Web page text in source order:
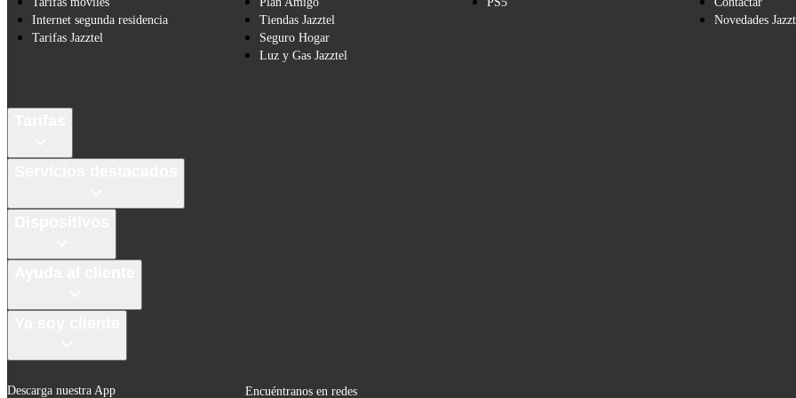
Internet segunda residencia
Tarifas Jazztel
Tiendas Jazztel
Seguro Hogar
Luz y Gas Jazztel
Novedades
Descarga nuestra App Encuéntranos en redes